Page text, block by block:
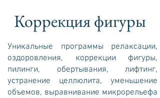
Коррекция фигуры
Уникальные программы релаксации,
оздоровления, коррекции фигуры,
пилинги, обертывания, лифтинг,
устранение целлюлита, уменьшение
объемов, выравнивание микрорельефа